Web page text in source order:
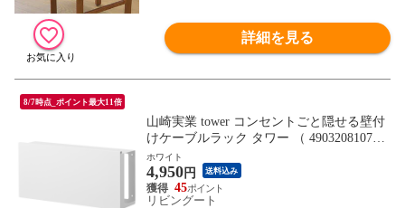
詳細を見る
8/7時点_ポイント最大11倍
山崎実業 tower コンセントごと隠せる壁付
けケーブルラック タワー （ 490320810785
3 タワーシリーズ ケーブルラック 収納 隠
せるケーブルラック コンセントごと隠せる
壁付け ケーブル ラック ） 【ホワイト】
ホワイト
4,950円 送料込み
45
リビングート